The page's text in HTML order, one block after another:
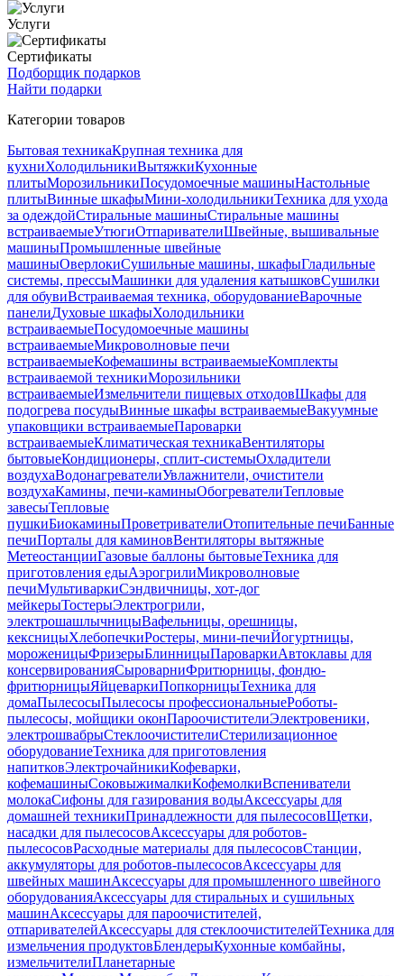
Услуги
Сертификаты
Подборщик подарков
Найти подарки
Категории товаров
Бытовая техникаКрупная техника для
кухниХолодильникиВытяжкиКухонные
плитыМорозильникиПосудомоечные машиныНастольные
плитыВинные шкафыМини-холодильникиТехника для ухода
за одеждойСтиральные машиныСтиральные машины
встраиваемыеУтюгиОтпаривателиШвейные, вышивальные
машиныПромышленные швейные
машиныОверлокиСушильные машины, шкафыГладильные
системы, прессыМашинки для удаления катышковСушилки
для обувиВстраиваемая техника, оборудованиеВарочные
панелиДуховые шкафыХолодильники
встраиваемыеПосудомоечные машины
встраиваемыеМикроволновые печи
встраиваемыеКофемашины встраиваемыеКомплекты
встраиваемой техникиМорозильники
встраиваемыеИзмельчители пищевых отходовШкафы для
подогрева посудыВинные шкафы встраиваемыеВакуумные
упаковщики встраиваемыеПароварки
встраиваемыеКлиматическая техникаВентиляторы
бытовыеКондиционеры, сплит-системыОхладители
воздухаВодонагревателиУвлажнители, очистители
воздухаКамины, печи-каминыОбогревателиТепловые
завесыТепловые
пушкиБиокаминыПроветривателиОтопительные печиБанные
печиПорталы для каминовВентиляторы вытяжные
МетеостанцииГазовые баллоны бытовыеТехника для
приготовления едыАэрогрилиМикроволновые
печиМультиваркиСэндвичницы, хот-дог
мейкерыТостерыЭлектрогрили,
электрошашлычницыВафельницы, орешницы,
кексницыХлебопечкиРостеры, мини-печиЙогуртницы,
мороженицыФризерыБлинницыПароваркиАвтоклавы для
консервированияСыроварниФритюрницы, фондю-
фритюрницыЯйцеваркиПопкорницыТехника для
домаПылесосыПылесосы профессиональныеРоботы-
пылесосы, мойщики оконПароочистителиЭлектровеники,
электрошвабрыСтеклоочистителиСтерилизационное
оборудованиеТехника для приготовления
напитковЭлектрочайникиКофеварки,
кофемашиныСоковыжималкиКофемолкиВспениватели
молокаСифоны для газирования водыАксессуары для
домашней техникиПринадлежности для пылесосовЩетки,
насадки для пылесосовАксессуары для роботов-
пылесосовРасходные материалы для пылесосовСтанции,
аккумуляторы для роботов-пылесосовАксессуары для
швейных машинАксессуары для промышленного швейного
оборудованияАксессуары для стиральных и сушильных
машинАксессуары для пароочистителей,
отпаривателейАксессуары для стеклоочистителейТехника для
измельчения продуктовБлендерыКухонные комбайны,
измельчителиПланетарные